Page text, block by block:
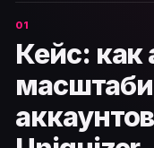
Кейс: как